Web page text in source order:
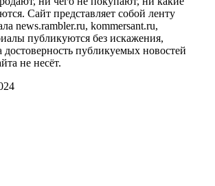
Сайт представляет собой ленту
news.rambler.ru, kommersant.ru,
публикуются без искажения,
достоверность публикуемых новостей
не несёт.